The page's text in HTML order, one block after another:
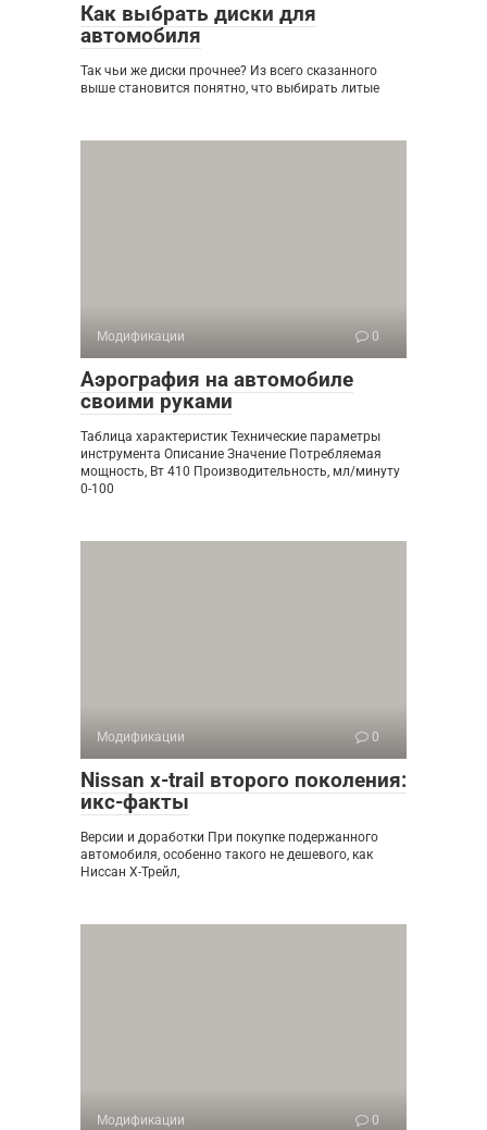
Как выбрать диски для
автомобиля
Так чьи же диски прочнее? Из всего сказанного
выше становится понятно, что выбирать литые
Модификации 0
Аэрография на автомобиле
своими руками
Таблица характеристик Технические параметры
инструмента Описание Значение Потребляемая
мощность, Вт 410 Производительность, мл/минуту
0-100
Модификации 0
Nissan x-trail второго поколения:
икс-факты
Версии и доработки При покупке подержанного
автомобиля, особенно такого не дешевого, как
Ниссан Х-Трейл,
Модификации 0